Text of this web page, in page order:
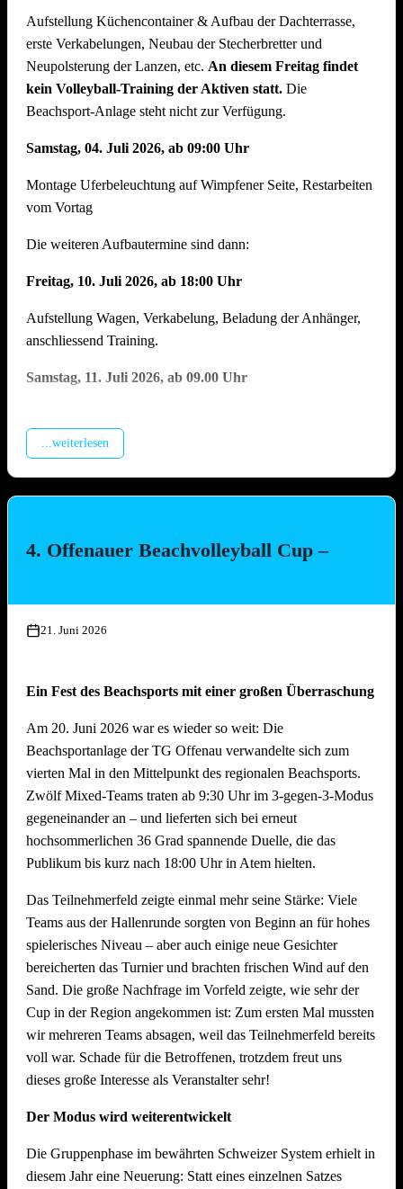
auch der Abbau muss organisiert sein. Bitte helft mit, dass
nach intensiven Festtagen mit vielen Helferinnen und Helfern
der Abbau schnell und zügig voranschreitet. Hier können wir
jede helfende Hand gebrauchen.Auch nach einem
Arbeitstag am Arbeitsplatz bitte zum Feierabend ans
reichlich für alle Helfer vorhanden!
Aufstellung Küchencontainer & Aufbau der Dachterrasse,
erste Verkabelungen, Neubau der Stecherbretter und
Neupolsterung der Lanzen, etc. An diesem Freitag findet
kein Volleyball-Training der Aktiven statt. Die
Beachsport-Anlage steht nicht zur Verfügung.
Samstag, 04. Juli 2026, ab 09:00 Uhr
Montage Uferbeleuchtung auf Wimpfener Seite, Restarbeiten
vom Vortag
Die weiteren Aufbautermine sind dann:
Freitag, 10. Juli 2026, ab 18:00 Uhr
Aufstellung Wagen, Verkabelung, Beladung der Anhänger,
anschliessend Training.
Samstag, 11. Juli 2026, ab 09.00 Uhr
Spülzelt, Verkabelung Wagen
Mittwoch, 15. Juli 2026, ab 17.00 Uhr
Gläserreinigung, Infrastruktur, Bierwagen, Aufstellung
Garnituren, Aufbau Zelt
Restarbeiten, Fertigstellung Gelände und Inbetriebnahme
technische Gerätschaften
Anschliessend traditionelles Grillfest!
Samstag, 18. Juli 2026 ab 09.00 Uhr
Dekoration Festplatz, Preisaushang, Herstellung Salate
(Vereinsküche Saline)
Dienstag, 21. Juli 2026 ab 09.00 Uhr
Abbau !! Vor dem Fest ist bereits auch nach dem Fest und
auch der Abbau muss organisiert sein. Bitte helft mit, dass
nach intensiven Festtagen mit vielen Helferinnen und Helfern
der Abbau schnell und zügig voranschreitet. Hier können wir
jede helfende Hand gebrauchen. Auch nach einem
Arbeitstag am Arbeitsplatz bitte zum Feierabend ans
Neckarufer kommen!!
reichlich für alle Helfer vorhanden!
...weiterlesen
4. Offenauer Beachvolleyball Cup –
21. Juni 2026
Ein Fest des Beachsports mit einer großen Überraschung
Am 20. Juni 2026 war es wieder so weit: Die
Beachsportanlage der TG Offenau verwandelte sich zum
vierten Mal in den Mittelpunkt des regionalen Beachsports.
Zwölf Mixed-Teams traten ab 9:30 Uhr im 3-gegen-3-Modus
gegeneinander an – und lieferten sich bei erneut
hochsommerlichen 36 Grad spannende Duelle, die das
Publikum bis kurz nach 18:00 Uhr in Atem hielten.
Das Teilnehmerfeld zeigte einmal mehr seine Stärke: Viele
Teams aus der Hallenrunde sorgten von Beginn an für hohes
spielerisches Niveau – aber auch einige neue Gesichter
bereicherten das Turnier und brachten frischen Wind auf den
Sand. Die große Nachfrage im Vorfeld zeigte, wie sehr der
Cup in der Region angekommen ist: Zum ersten Mal mussten
wir mehreren Teams absagen, weil das Teilnehmerfeld bereits
voll war. Schade für die Betroffenen, trotzdem freut uns
dieses große Interesse als Veranstalter sehr!
Der Modus wird weiterentwickelt
Die Gruppenphase im bewährten Schweizer System erhielt in
diesem Jahr eine Neuerung: Statt eines einzelnen Satzes